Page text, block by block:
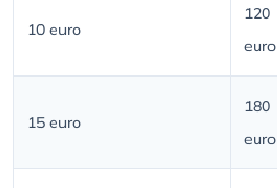
10 euro
120
euro
15 euro
180
euro